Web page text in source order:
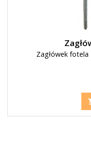
Zagłówek fotela